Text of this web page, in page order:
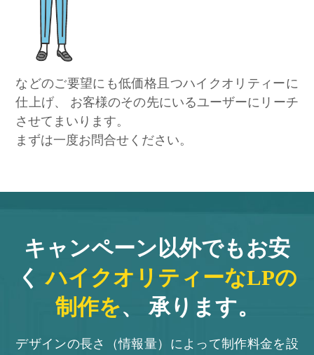
などのご要望にも低価格且つハイクオリティーに
仕上げ、
お客様のその先にいるユーザーにリーチ
させてまいります。
まずは一度お問合せください。
キャンペーン以外でもお安
く ハイクオリティーなLPの
制作を、 承ります。
デザインの長さ（情報量）によって制作料金を設